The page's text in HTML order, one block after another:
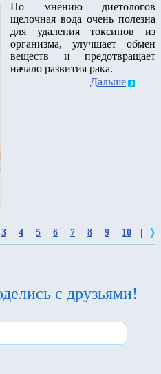
По мнению диетологов
щелочная вода очень полезна
для удаления токсинов из
организма, улучшает обмен
веществ и предотвращает
начало развития рака.
Дальше
3 4 5 6 7 8 9 10
с друзьями!